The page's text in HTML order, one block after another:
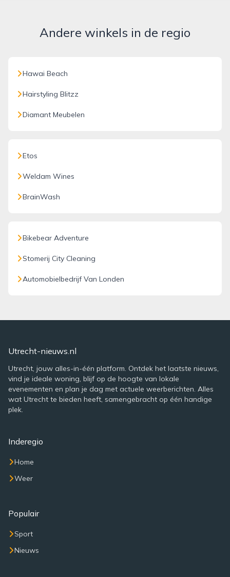
Andere winkels in de regio
Hawai Beach
Hairstyling Blitzz
Diamant Meubelen
Etos
Weldam Wines
BrainWash
Bikebear Adventure
Stomerij City Cleaning
Automobielbedrijf Van Londen
Utrecht-nieuws.nl
Utrecht, jouw alles-in-één platform. Ontdek het laatste nieuws,
vind je ideale woning, blijf op de hoogte van lokale
evenementen en plan je dag met actuele weerberichten. Alles
wat Utrecht te bieden heeft, samengebracht op één handige
plek.
Inderegio
Home
Weer
Populair
Sport
Nieuws